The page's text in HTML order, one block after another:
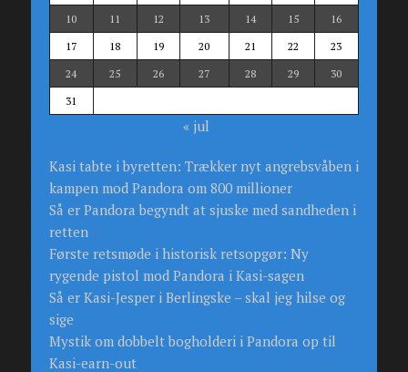
10
11 12 13 14 15
16
17
18 19 20 21 22
23
24
25 26 27 28 29
30
31
« jul
Kasi tabte i byretten: Trækker nyt angrebsvåben i
kampen mod Pandora om 800 millioner
Så er Pandora begyndt at sjuske med sandheden i
retten
Første retsmøde i historisk retsopgør: Ny
rygende pistol mod Pandora i Kasi-sagen
Så er Kasi-Jesper i Berlingske – skal jeg hilse og
sige
Mystik om dobbelt bogholderi i Pandora op til
Kasi-earn-out